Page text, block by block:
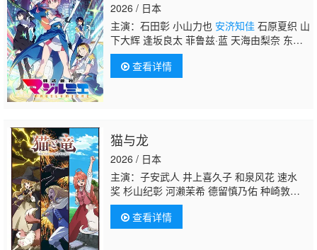
2026 / 日本
主演：石田彰 小山力也 安济知佳石原夏织 山
下大辉 逢坂良太 菲鲁兹·蓝 天海由梨奈 东内
麻理子
查看详情
猫与龙
2026 / 日本
主演：子安武人 井上喜久子 和泉风花 速水
奖 杉山纪彰 河濑茉希 德留慎乃佑 种崎敦
美安济知佳榎木淳弥 芹泽优 小市真琴 一条
和矢 田所阳向 上田燿司 白砂沙帆 花江夏
树 麻生智久
查看详情